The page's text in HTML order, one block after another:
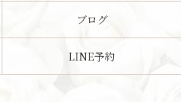
ブログ
LINE予約